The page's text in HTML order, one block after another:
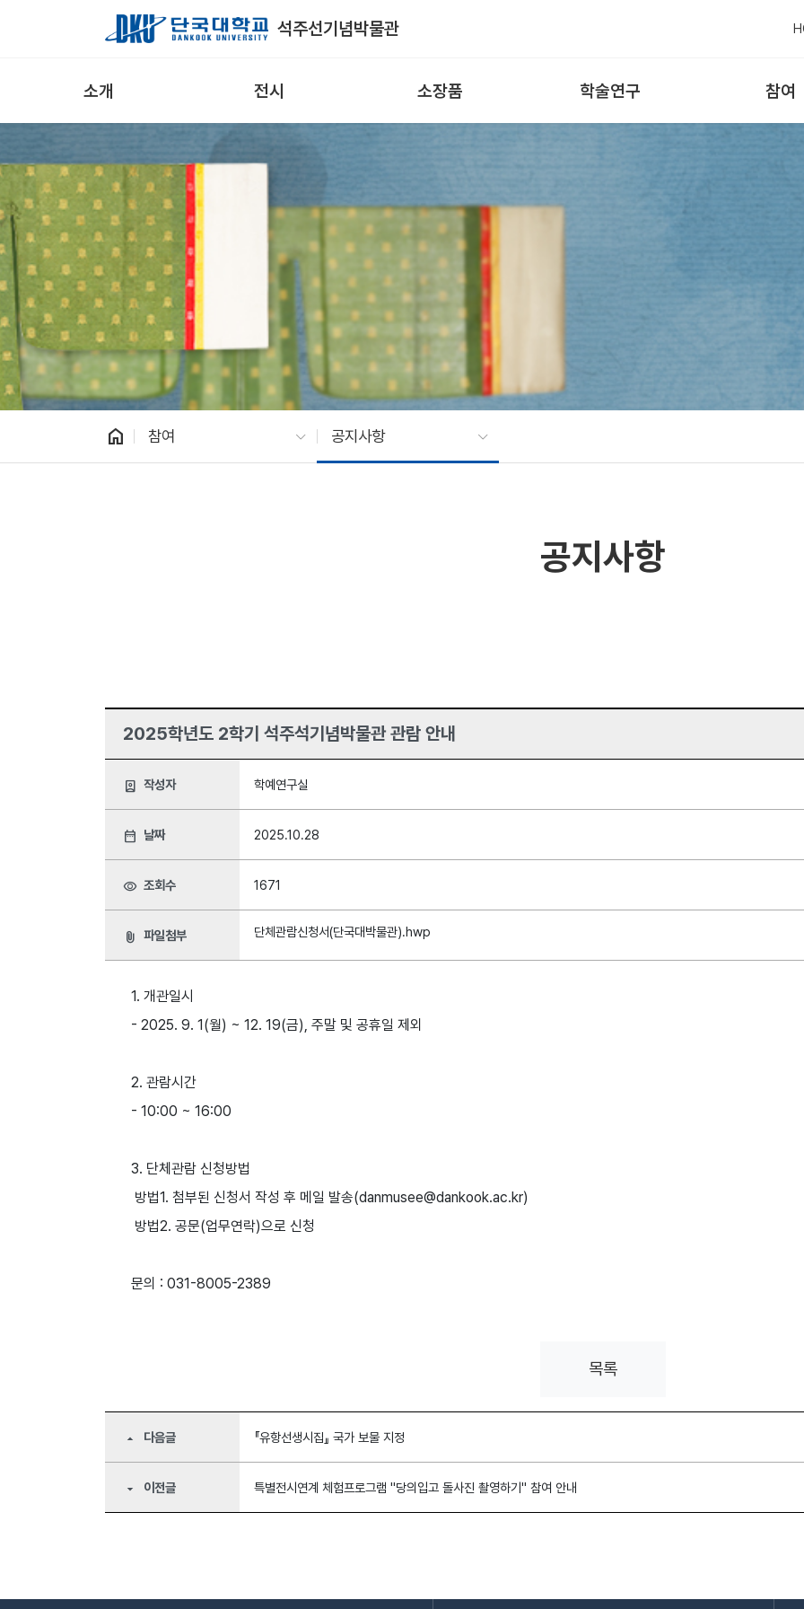
Skip to Main Content
석주선기념박물관
소개 전시 소장품 학술연구 참여
home 참여 공지사항
공지사항
2025학년도 2학기 석주석기념박물관 관람 안내
person_book 작성자 학예연구실
date_range 날짜 2025.10.28
visibility 조회수 1671
attach_file 파일첨부 단체관람신청서(단국대박물관).hwp
1. 개관일시
- 2025. 9. 1(월) ~ 12. 19(금), 주말 및 공휴일 제외
2. 관람시간
- 10:00 ~ 16:00
3. 단체관람 신청방법
방법1. 첨부된 신청서 작성 후 메일 발송(danmusee@dankook.ac.kr)
방법2. 공문(업무연락)으로 신청
문의 : 031-8005-2389
목록
arrow_drop_up 다음글 『유항선생시집』 국가 보물 지정
arrow_drop_down 이전글 특별전시연계 체험프로그램 "당의입고 돌사진 촬영하기" 참여 안내